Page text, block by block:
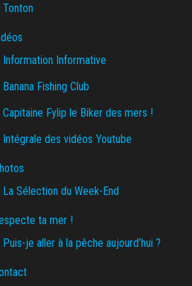
Tonton
Information Informative
Banana Fishing Club
Capitaine Fylip le Biker des mers !
Intégrale des vidéos Youtube
La Sélection du Week-End
ta mer !
Puis-je aller à la pêche aujourd’hui ?